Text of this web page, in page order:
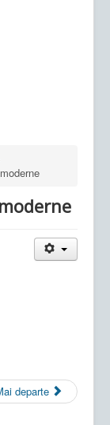
departe